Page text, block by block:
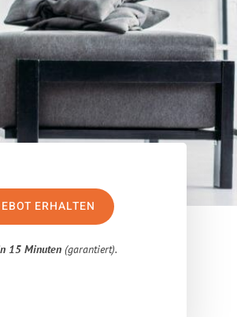
ERHALTEN
15 Minuten (garantiert).